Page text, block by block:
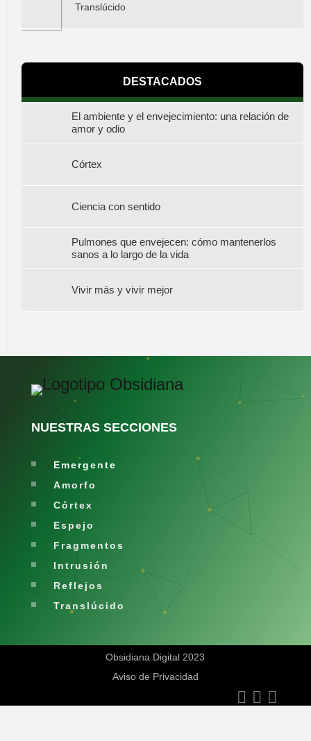
Translúcido
DESTACADOS
El ambiente y el envejecimiento: una relación de
amor y odio
Córtex
Ciencia con sentido
Pulmones que envejecen: cómo mantenerlos
sanos a lo largo de la vida
Vivir más y vivir mejor
NUESTRAS SECCIONES
Emergente
Amorfo
Córtex
Espejo
Fragmentos
Intrusión
Reflejos
Translúcido
Obsidiana Digital 2023
Aviso de Privacidad


